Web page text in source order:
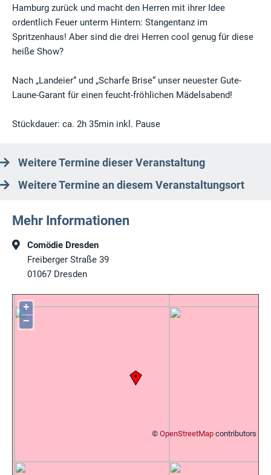
Hamburg zurück und macht den Herren mit ihrer Idee
ordentlich Feuer unterm Hintern: Stangentanz im
Spritzenhaus! Aber sind die drei Herren cool genug für diese
heiße Show?
Nach „Landeier“ und „Scharfe Brise“ unser neuester Gute-
Laune-Garant für einen feucht-fröhlichen Mädels­abend!
Stückdauer: ca. 2h 35min inkl. Pause
Weitere Termine dieser Veranstaltung
Weitere Termine an diesem Veranstaltungsort
Mehr Informationen
Comödie Dresden
Freiberger Straße 39
01067 Dresden
+
−
© OpenStreetMap contributors